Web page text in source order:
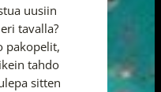
uusiin
tavalla?
pakopelit,
tahdo
sitten